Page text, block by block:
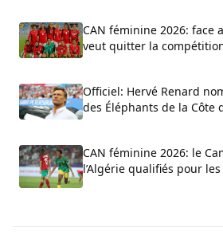
CAN féminine 2026: face
veut quitter la
Officiel: Hervé Renard
des Éléphants de la Côte
CAN féminine 2026: le
l’Algérie qualifiés pour